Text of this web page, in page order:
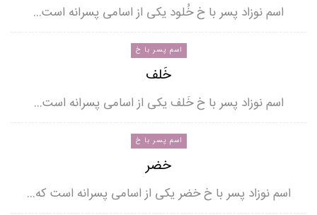
اسم نوزاد پسر با خ خُلود یکی از اسامی پسرانه است…
اسم پسر با خ
خَلف
اسم نوزاد پسر با خ خَلف یکی از اسامی پسرانه است…
اسم پسر با خ
خضر
اسم نوزاد پسر با خ خضر یکی از اسامی پسرانه است که…